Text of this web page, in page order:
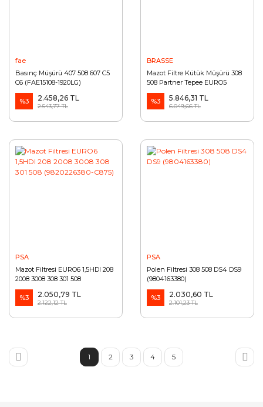
fae
Basınç Müşürü 407 508 607 C5
C6 (FAE15108-1920LG)
%3 2.458,26 TL
2.543,77 TL
BRASSE
Mazot Filtre Kütük Müşürü 308
508 Partner Tepee EURO5
(BRS90197PG-190197)
%3
5.846,31 TL
6.049,66 TL
PSA
Mazot Filtresi EURO6 1,5HDI 208
2008 3008 308 301 508
(9820226380-C875)
%3
2.050,79 TL
2.122,12 TL
PSA
Polen Filtresi 308 508 DS4 DS9
(9804163380)
%3 2.030,60 TL
2.101,23 TL
1 2 3 4 5